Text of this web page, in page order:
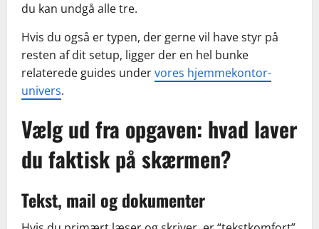
du kan undgå alle tre.
Hvis du også er typen, der gerne vil have styr på
resten af dit setup, ligger der en hel bunke
relaterede guides undervores hjemmekontor-
univers.
Vælg ud fra opgaven: hvad laver
du faktisk på skærmen?
Tekst, mail og dokumenter